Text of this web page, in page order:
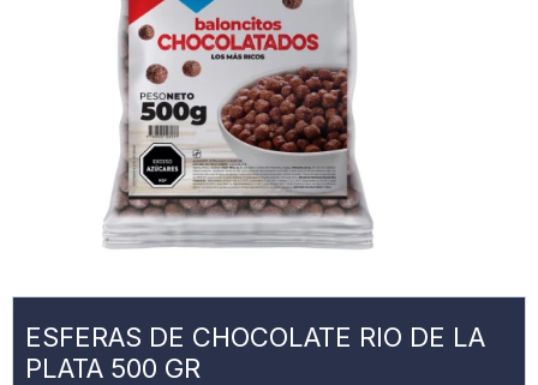
ESFERAS DE CHOCOLATE RIO DE LA
PLATA 500 GR